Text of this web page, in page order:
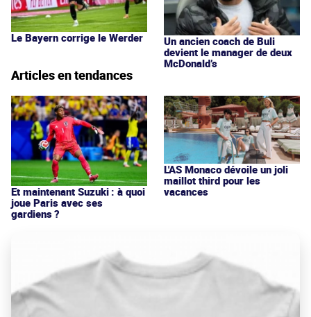
Le Bayern corrige le Werder
Un ancien coach de Buli
devient le manager de deux
McDonald’s
Articles en tendances
Et maintenant Suzuki : à quoi
joue Paris avec ses
gardiens ?
L'AS Monaco dévoile un joli
maillot third pour les
vacances